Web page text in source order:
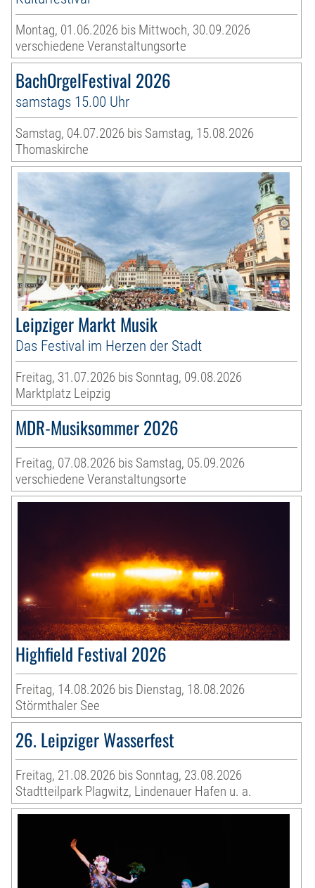
Montag, 01.06.2026 bis Mittwoch, 30.09.2026
verschiedene Veranstaltungsorte
BachOrgelFestival 2026
samstags 15.00 Uhr
Samstag, 04.07.2026 bis Samstag, 15.08.2026
Thomaskirche
Leipziger Markt Musik
Das Festival im Herzen der Stadt
Freitag, 31.07.2026 bis Sonntag, 09.08.2026
Marktplatz Leipzig
MDR-Musiksommer 2026
Freitag, 07.08.2026 bis Samstag, 05.09.2026
verschiedene Veranstaltungsorte
Highfield Festival 2026
Freitag, 14.08.2026 bis Dienstag, 18.08.2026
Störmthaler See
26. Leipziger Wasserfest
Freitag, 21.08.2026 bis Sonntag, 23.08.2026
Stadtteilpark Plagwitz, Lindenauer Hafen u. a.